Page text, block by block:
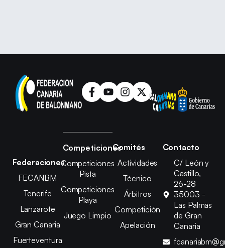
Federaciones
FECANBM
Tenerife
Lanzarote
Gran Canaria
Fuerteventura
Competiciones
Competiciones
Pista
Competiciones
Playa
Juego Limpio
Comités
Actividades
Técnico
Árbitros
Competición
Apelación
Contacto
C/ León y
Castillo,
26-28
35003 -
Las Palmas
de Gran
Canaria